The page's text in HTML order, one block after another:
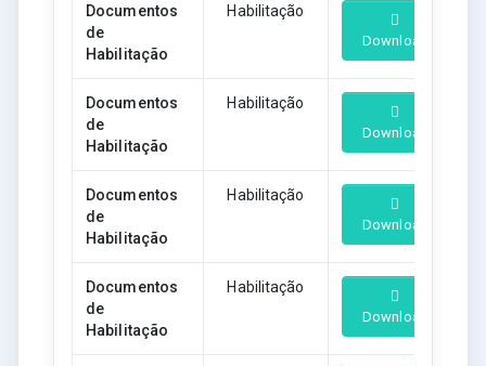
Documentos
de
Habilitação
Habilitação
Download
Documentos
de
Habilitação
Habilitação
Download
Documentos
de
Habilitação
Habilitação
Download
Documentos
de
Habilitação
Habilitação
Download